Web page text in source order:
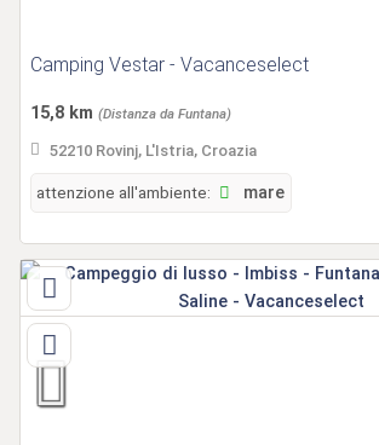
Camping Vestar - Vacanceselect
15,8 km (Distanza da Funtana)
52210 Rovinj, L'Istria, Croazia
attenzione all'ambiente: mare